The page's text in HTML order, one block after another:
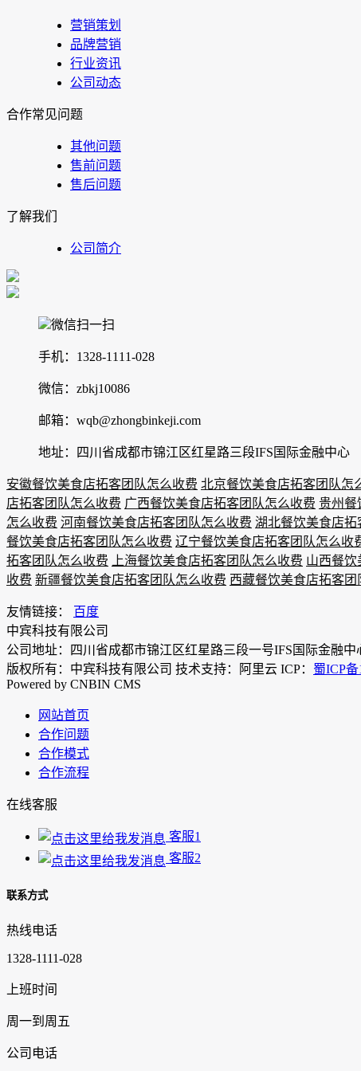
营销策划
品牌营销
行业资讯
公司动态
合作常见问题
其他问题
售前问题
售后问题
了解我们
公司简介
微信扫一扫
手机：1328-1111-028
微信：zbkj10086
邮箱：wqb@zhongbinkeji.com
地址：四川省成都市锦江区红星路三段IFS国际金融中心
安徽餐饮美食店拓客团队怎么收费 北京餐饮美食店拓客团队怎
店拓客团队怎么收费 广西餐饮美食店拓客团队怎么收费 贵州餐
怎么收费 河南餐饮美食店拓客团队怎么收费 湖北餐饮美食店拓
餐饮美食店拓客团队怎么收费 辽宁餐饮美食店拓客团队怎么收
拓客团队怎么收费
上海餐饮美食店拓客团队怎么收费 山西餐饮
收费 新疆餐饮美食店拓客团队怎么收费 西藏餐饮美食店拓客团
友情链接： 百度
中宾科技有限公司
公司地址：四川省成都市锦江区红星路三段一号IFS国际金融中
版权所有：中宾科技有限公司 技术支持：阿里云 ICP： 蜀ICP备
Powered by CNBIN CMS
网站首页
合作问题
合作模式
合作流程
在线客服
客服1
客服2
联系方式
热线电话
1328-1111-028
上班时间
周一到周五
公司电话